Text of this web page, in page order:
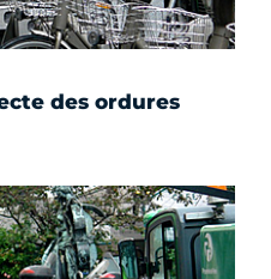
des ordures